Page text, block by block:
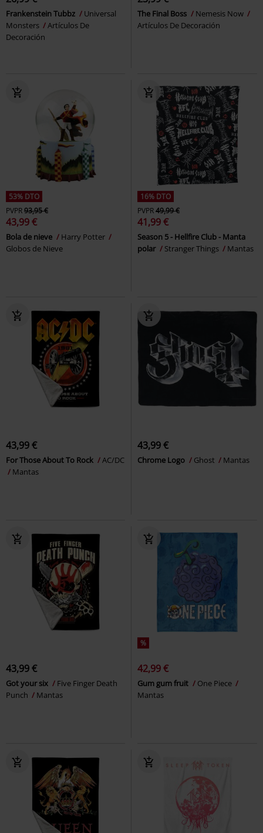
Frankenstein Tubbz
Universal
Monsters
Artículos De
Decoración
The Final Boss
Nemesis Now
Artículos De Decoración
53% DTO
PVPR93,95 €
43,99 €
Bola de nieve
Harry Potter
Globos de Nieve
16% DTO
PVPR49,99 €
41,99 €
Season 5 - Hellfire Club - Manta
polar
Stranger Things Mantas
43,99 €
For Those About To Rock
AC/DC
Mantas
43,99 €
Chrome Logo Ghost Mantas
43,99 €
Got your six
Five Finger Death
Punch
Mantas
%
42,99 €
Gum gum fruit
One Piece
Mantas